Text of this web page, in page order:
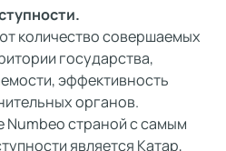
количество совершаемых
государства,
эффективность
органов.
Numbeo страной с самым
является Катар,